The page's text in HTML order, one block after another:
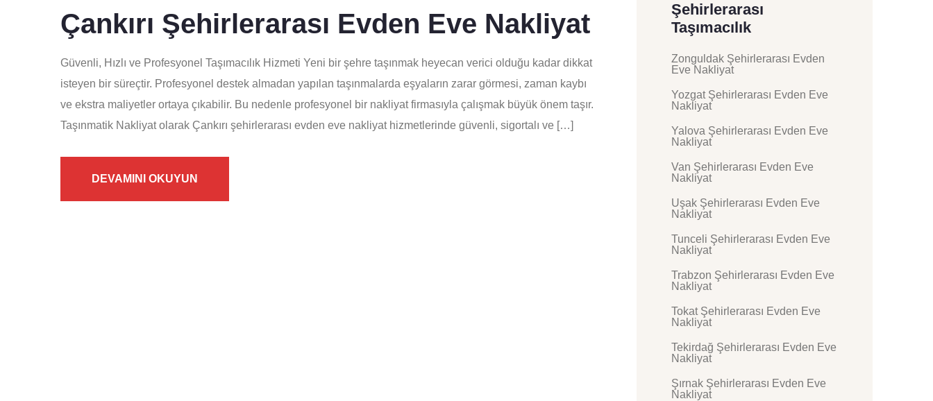
Çankırı Şehirlerarası Evden Eve Nakliyat
Güvenli, Hızlı ve Profesyonel Taşımacılık Hizmeti Yeni bir şehre taşınmak heyecan verici olduğu kadar dikkat
isteyen bir süreçtir. Profesyonel destek almadan yapılan taşınmalarda eşyaların zarar görmesi, zaman kaybı
ve ekstra maliyetler ortaya çıkabilir. Bu nedenle profesyonel bir nakliyat firmasıyla çalışmak büyük önem taşır.
Taşınmatik Nakliyat olarak Çankırı şehirlerarası evden eve nakliyat hizmetlerinde güvenli, sigortalı ve […]
DEVAMINI OKUYUN
Şehirlerarası
Taşımacılık
Zonguldak Şehirlerarası Evden
Eve Nakliyat
Yozgat Şehirlerarası Evden Eve
Nakliyat
Yalova Şehirlerarası Evden Eve
Nakliyat
Van Şehirlerarası Evden Eve
Nakliyat
Uşak Şehirlerarası Evden Eve
Nakliyat
Tunceli Şehirlerarası Evden Eve
Nakliyat
Trabzon Şehirlerarası Evden Eve
Nakliyat
Tokat Şehirlerarası Evden Eve
Nakliyat
Tekirdağ Şehirlerarası Evden Eve
Nakliyat
Şırnak Şehirlerarası Evden Eve
Nakliyat